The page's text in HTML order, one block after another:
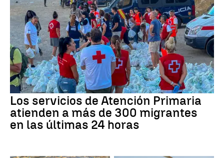
Los servicios de Atención Primaria
atienden a más de 300 migrantes
en las últimas 24 horas